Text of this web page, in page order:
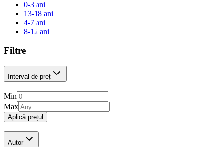
0-3 ani
13-18 ani
4-7 ani
8-12 ani
Filtre
Interval de preț
Min
Max
Aplică prețul
Autor